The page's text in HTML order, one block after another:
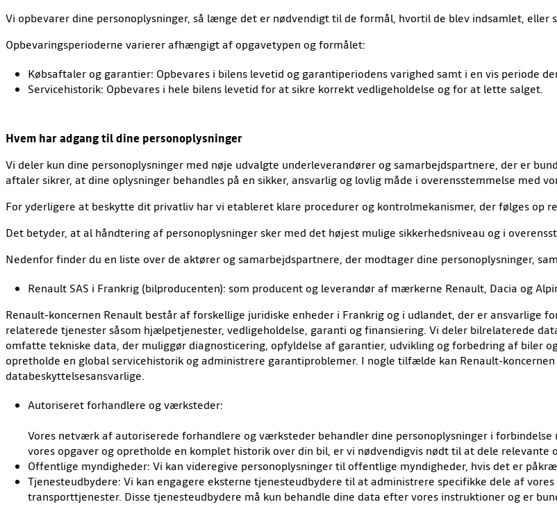
Vi opbevarer dine personoplysninger, så længe det er nødvendigt til de formål, hvortil de blev indsamlet, eller
Opbevaringsperioderne varierer afhængigt af opgavetypen og formålet:
Købsaftaler og garantier: Opbevares i bilens levetid og garantiperiodens varighed samt i en vis periode
Servicehistorik: Opbevares i hele bilens levetid for at sikre korrekt vedligeholdelse og for at lette salget.
Hvem har adgang til dine personoplysninger
Vi deler kun dine personoplysninger med nøje udvalgte underleverandører og samarbejdspartnere, der er
aftaler sikrer, at dine oplysninger behandles på en sikker, ansvarlig og lovlig måde i overensstemmelse med
For yderligere at beskytte dit privatliv har vi etableret klare procedurer og kontrolmekanismer, der følges op
Det betyder, at al håndtering af personoplysninger sker med det højest mulige sikkerhedsniveau og i
Nedenfor finder du en liste over de aktører og samarbejdspartnere, der modtager dine personoplysninger,
Renault SAS i Frankrig (bilproducenten): som producent og leverandør af mærkerne Renault, Dacia og
Renault-koncernen Renault består af forskellige juridiske enheder i Frankrig og i udlandet, der er ansvarlige
relaterede tjenester såsom hjælpetjenester, vedligeholdelse, garanti og finansiering. Vi deler bilrelaterede
omfatte tekniske data, der muliggør diagnosticering, opfyldelse af garantier, udvikling og forbedring af biler
opretholde en global servicehistorik og administrere garantiproblemer. I nogle tilfælde kan Renault-
databeskyttelsesansvarlige.
Autoriseret forhandlere og værksteder:
Vores netværk af autoriserede forhandlere og værksteder behandler dine personoplysninger i
vores opgaver og opretholde en komplet historik over din bil, er vi nødvendigvis nødt til at dele relevante
Offentlige myndigheder: Vi kan videregive personoplysninger til offentlige myndigheder, hvis det er
Tjenesteudbydere: Vi kan engagere eksterne tjenesteudbydere til at administrere specifikke dele af
transporttjenester. Disse tjenesteudbydere må kun behandle dine data efter vores instruktioner og er